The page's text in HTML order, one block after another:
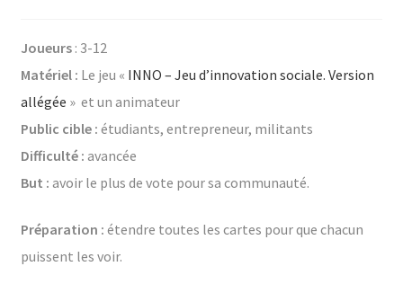
Joueurs: 3-12
Matériel : Le jeu « INNO – Jeu d’innovation sociale. Version
allégée » et un animateur
Public cible : étudiants, entrepreneur, militants
Difficulté : avancée
But : avoir le plus de vote pour sa communauté.
Préparation : étendre toutes les cartes pour que chacun
puissent les voir.